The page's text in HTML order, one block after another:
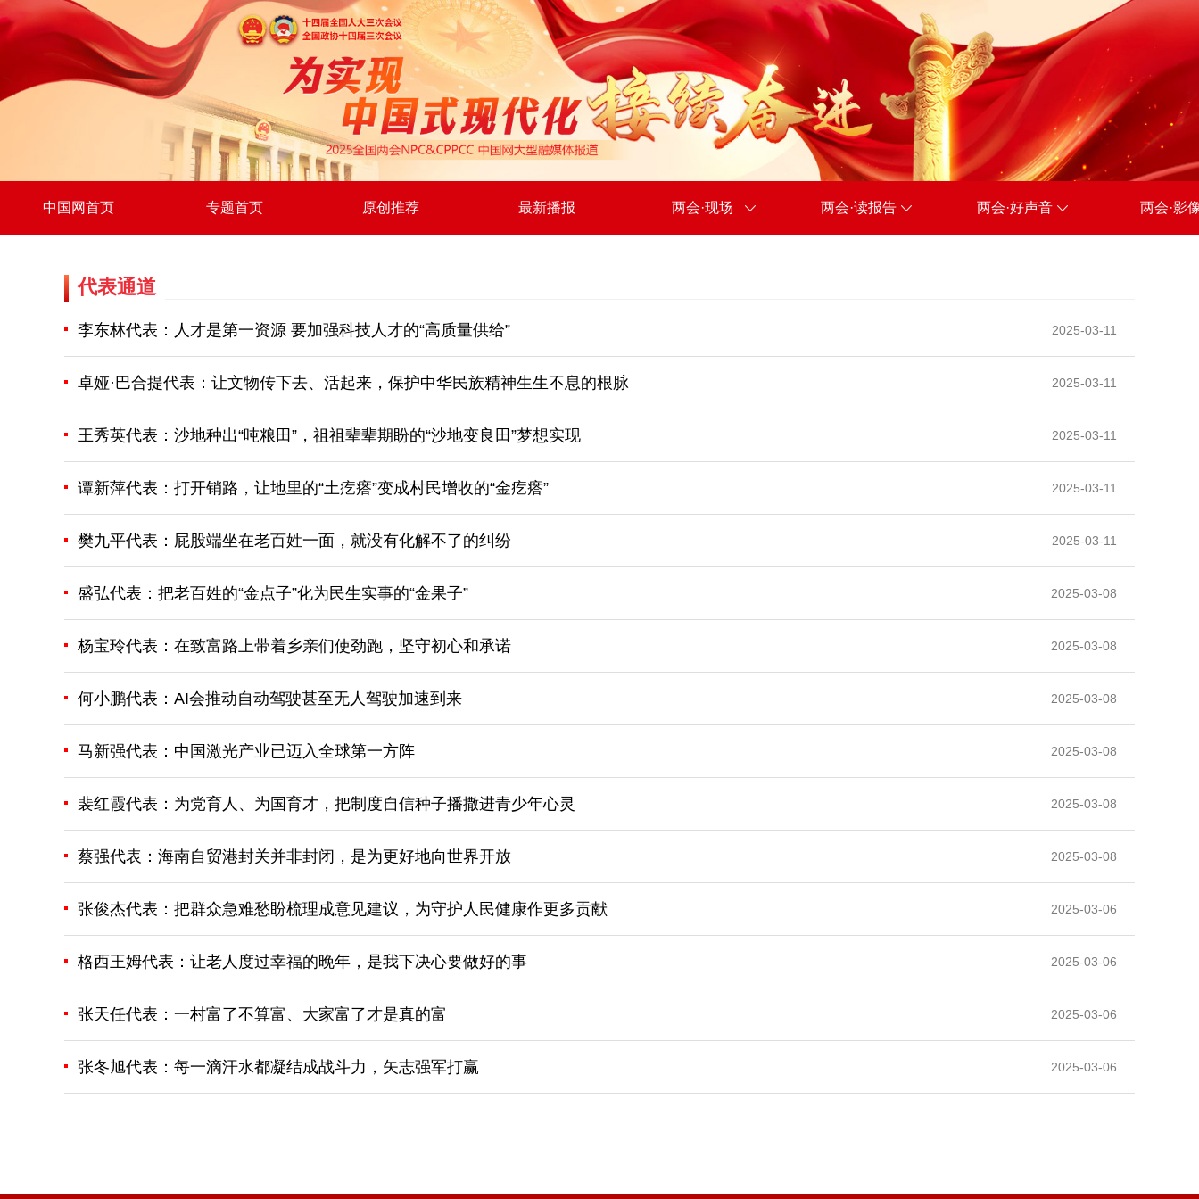
中国网首页 专题首页 原创推荐 最新播报 两会·现场 两会·读报告 两会·好声音 两会·影
代表通道
李东林代表：人才是第一资源 要加强科技人才的“高质量供给” 2025-03-11
卓娅·巴合提代表：让文物传下去、活起来，保护中华民族精神生生不息的根脉 2025-03-11
王秀英代表：沙地种出“吨粮田”，祖祖辈辈期盼的“沙地变良田”梦想实现 2025-03-11
谭新萍代表：打开销路，让地里的“土疙瘩”变成村民增收的“金疙瘩” 2025-03-11
樊九平代表：屁股端坐在老百姓一面，就没有化解不了的纠纷 2025-03-11
盛弘代表：把老百姓的“金点子”化为民生实事的“金果子” 2025-03-08
杨宝玲代表：在致富路上带着乡亲们使劲跑，坚守初心和承诺 2025-03-08
何小鹏代表：AI会推动自动驾驶甚至无人驾驶加速到来 2025-03-08
马新强代表：中国激光产业已迈入全球第一方阵 2025-03-08
裴红霞代表：为党育人、为国育才，把制度自信种子播撒进青少年心灵 2025-03-08
蔡强代表：海南自贸港封关并非封闭，是为更好地向世界开放 2025-03-08
张俊杰代表：把群众急难愁盼梳理成意见建议，为守护人民健康作更多贡献 2025-03-06
格西王姆代表：让老人度过幸福的晚年，是我下决心要做好的事 2025-03-06
张天任代表：一村富了不算富、大家富了才是真的富 2025-03-06
张冬旭代表：每一滴汗水都凝结成战斗力，矢志强军打赢 2025-03-06